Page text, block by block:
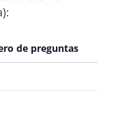
de preguntas